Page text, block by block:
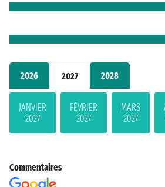
2026 2027 2028
JANVIER
2027
FÉVRIER
2027
MARS
2027
Commentaires